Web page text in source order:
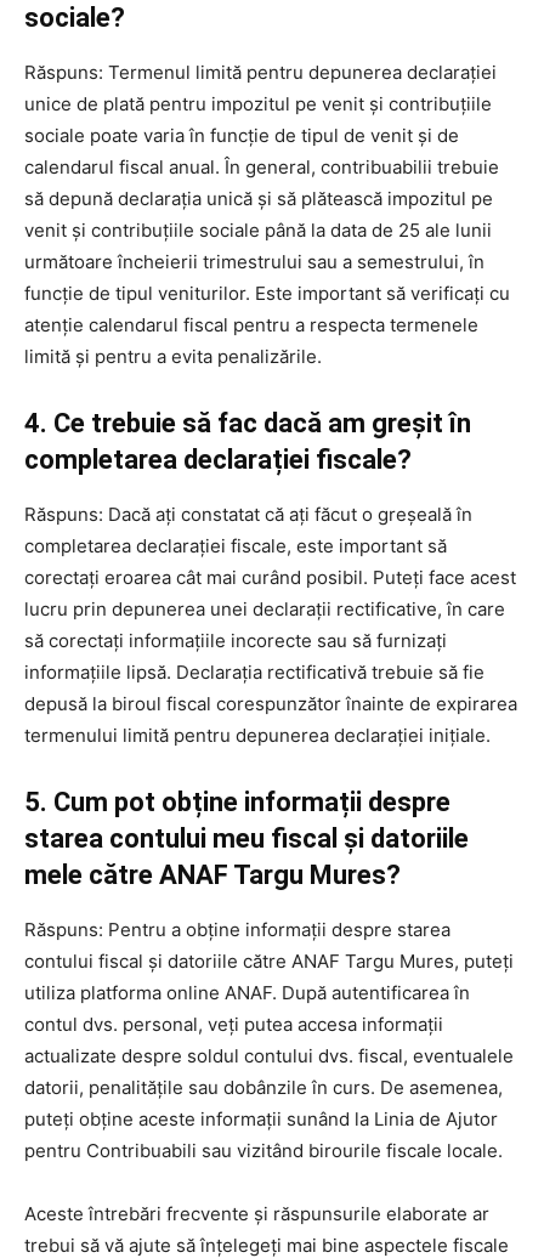
sociale?
Răspuns: Termenul limită pentru depunerea declarației
unice de plată pentru impozitul pe venit și contribuțiile
sociale poate varia în funcție de tipul de venit și de
calendarul fiscal anual. În general, contribuabilii trebuie
să depună declarația unică și să plătească impozitul pe
venit și contribuțiile sociale până la data de 25 ale lunii
următoare încheierii trimestrului sau a semestrului, în
funcție de tipul veniturilor. Este important să verificați cu
atenție calendarul fiscal pentru a respecta termenele
limită și pentru a evita penalizările.
4. Ce trebuie să fac dacă am greșit în
completarea declarației fiscale?
Răspuns: Dacă ați constatat că ați făcut o greșeală în
completarea declarației fiscale, este important să
corectați eroarea cât mai curând posibil. Puteți face acest
lucru prin depunerea unei declarații rectificative, în care
să corectați informațiile incorecte sau să furnizați
informațiile lipsă. Declarația rectificativă trebuie să fie
depusă la biroul fiscal corespunzător înainte de expirarea
termenului limită pentru depunerea declarației inițiale.
5. Cum pot obține informații despre
starea contului meu fiscal și datoriile
mele către ANAF Targu Mures?
Răspuns: Pentru a obține informații despre starea
contului fiscal și datoriile către ANAF Targu Mures, puteți
utiliza platforma online ANAF. După autentificarea în
contul dvs. personal, veți putea accesa informații
actualizate despre soldul contului dvs. fiscal, eventualele
datorii, penalitățile sau dobânzile în curs. De asemenea,
puteți obține aceste informații sunând la Linia de Ajutor
pentru Contribuabili sau vizitând birourile fiscale locale.
Aceste întrebări frecvente și răspunsurile elaborate ar
trebui să vă ajute să înțelegeți mai bine aspectele fiscale